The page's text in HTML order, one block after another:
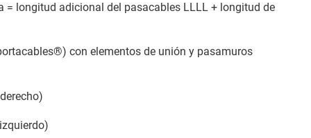
= longitud adicional del pasacables LLLL + longitud de
con elementos de unión y pasamuros